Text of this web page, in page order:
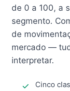
de 0 a 100, a
segmento.
de
mercado —
interpretar.
Cinco